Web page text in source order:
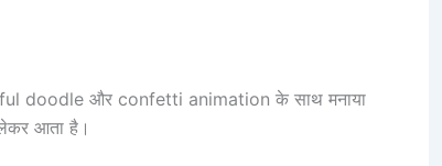
doodle और confetti animation के साथ मनाया
आता है।